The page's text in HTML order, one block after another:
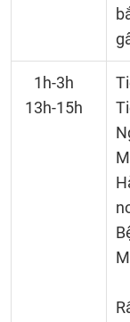
1h-3h
13h-15h